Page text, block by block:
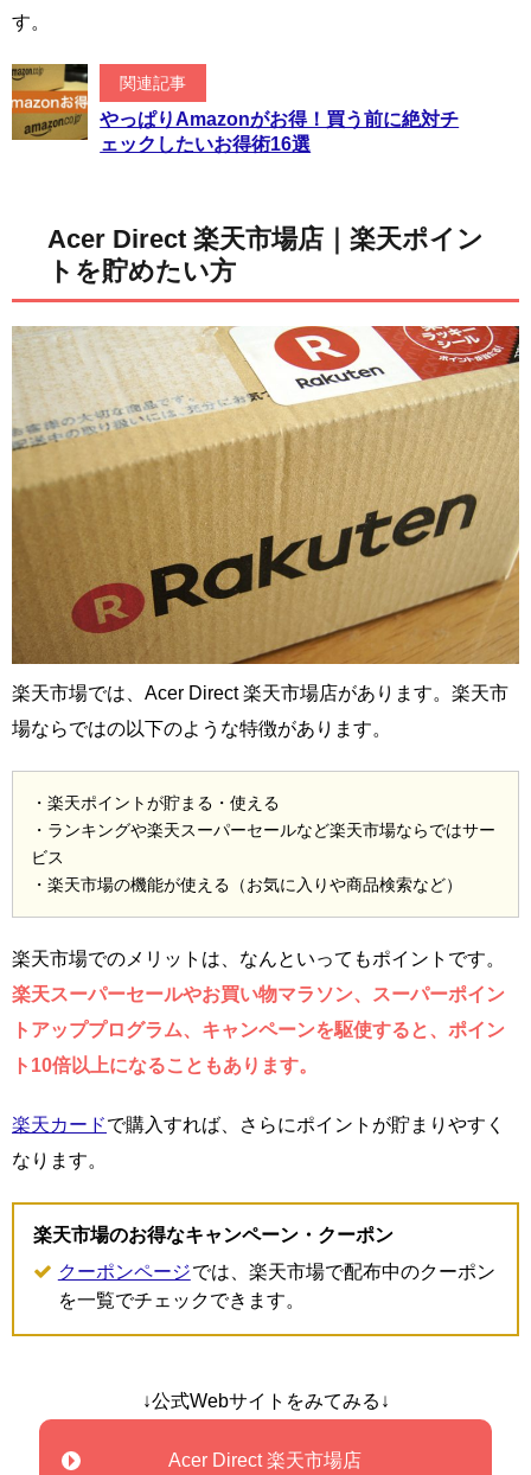
す。
関連記事
やっぱりAmazonがお得！買う前に絶対チ
ェックしたいお得術16選
Acer Direct 楽天市場店｜楽天ポイン
トを貯めたい方
楽天市場では、Acer Direct 楽天市場店があります。楽天市
場ならではの以下のような特徴があります。
・楽天ポイントが貯まる・使える
・ランキングや楽天スーパーセールなど楽天市場ならではサー
ビス
・楽天市場の機能が使える（お気に入りや商品検索など）
楽天市場でのメリットは、なんといってもポイントです。
楽天スーパーセールやお買い物マラソン、スーパーポイン
トアッププログラム、キャンペーンを駆使すると、ポイン
ト10倍以上になることもあります。
楽天カードで購入すれば、さらにポイントが貯まりやすく
なります。
楽天市場のお得なキャンペーン・クーポン
クーポンページでは、楽天市場で配布中のクーポン
を一覧でチェックできます。
↓公式Webサイトをみてみる↓
Acer Direct 楽天市場店